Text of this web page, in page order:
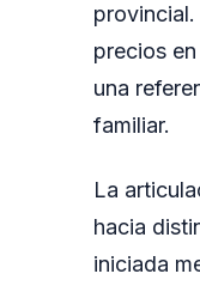
precios
una
familiar.
La
hacia
iniciada